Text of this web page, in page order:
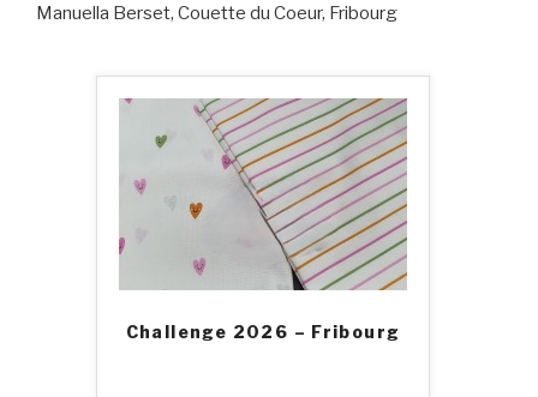
Manuella Berset, Couette du Coeur, Fribourg
Challenge 2026 – Fribourg